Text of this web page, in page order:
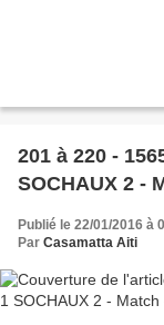
201 à 220 -
SOCHAUX 2 -
Publié le 22/01/2016 à
Par Casamatta Aiti